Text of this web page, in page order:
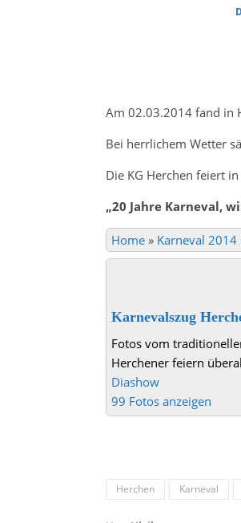
Am 02.03.2014 fand in
Bei herrlichem Wetter
Die KG Herchen feiert
„20 Jahre Karneval,
Home » Karneval 2014
Karnevalszug
Fotos vom
Herchener feiern
Diashow
99 Fotos anzeigen
Herchen Karneval